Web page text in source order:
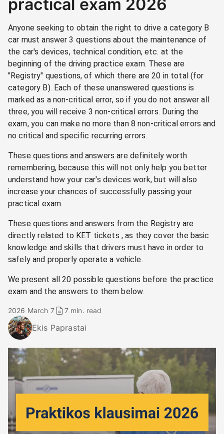
practical exam 2026
Anyone seeking to obtain the right to drive a category B
car must answer 3 questions about the maintenance of
the car's devices, technical condition, etc. at the
beginning of the driving practice exam. These are
"Registry" questions, of which there are 20 in total (for
category B). Each of these unanswered questions is
marked as a non-critical error, so if you do not answer all
three, you will receive 3 non-critical errors. During the
exam, you can make no more than 8 non-critical errors and
no critical and specific recurring errors.
These questions and answers are definitely worth
remembering, because this will not only help you better
understand how your car's devices work, but will also
increase your chances of successfully passing your
practical exam.
These questions and answers from the Registry are
directly related to KET tickets , as they cover the basic
knowledge and skills that drivers must have in order to
safely and properly operate a vehicle.
We present all 20 possible questions before the practice
exam and the answers to them below.
Ekis Paprastai
2026 March 7 7 min. read